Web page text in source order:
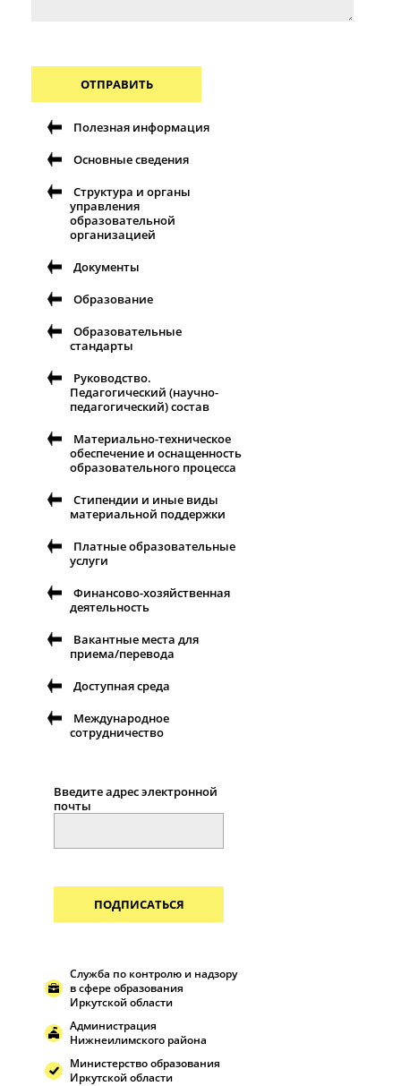
ОТПРАВИТЬ
Полезная информация
Основные сведения
Структура и органы
управления
образовательной
организацией
Документы
Образование
Образовательные
стандарты
Руководство.
Педагогический (научно-
педагогический) состав
Материально-техническое
обеспечение и оснащенность
образовательного процесса
Стипендии и иные виды
материальной поддержки
Платные образовательные
услуги
Финансово-хозяйственная
деятельность
Вакантные места для
приема/перевода
Доступная среда
Международное
сотрудничество
Введите адрес электронной
почты
ПОДПИСАТЬСЯ
Служба по контролю и надзору
в сфере образования
Иркутской области
Администрация
Нижнеилимского района
Министерство образования
Иркутской области